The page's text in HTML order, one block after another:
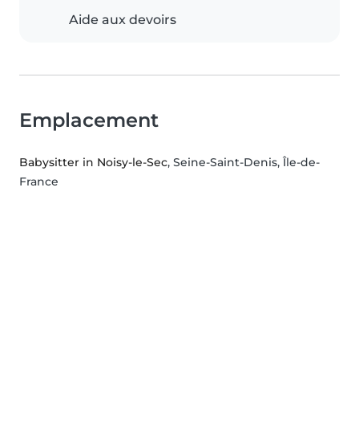
Aide aux devoirs
Emplacement
Babysitter in Noisy-le-Sec, Seine-Saint-Denis, Île-de-
France